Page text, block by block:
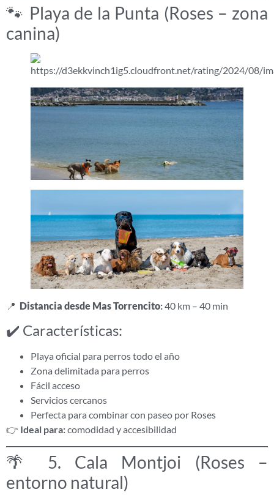
🐾 Playa de la Punta (Roses – zona
canina)
📍 Distancia desde Mas Torrencito:40 km – 40 min
✔️ Características:
Playa oficial para perros todo el año
Zona delimitada para perros
Fácil acceso
Servicios cercanos
Perfecta para combinar con paseo por Roses
👉 Ideal para:comodidad y accesibilidad
🌴 5. Cala Montjoi (Roses –
entorno natural)